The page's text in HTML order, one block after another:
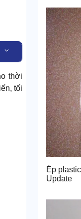
thời
tối
Ép
Update